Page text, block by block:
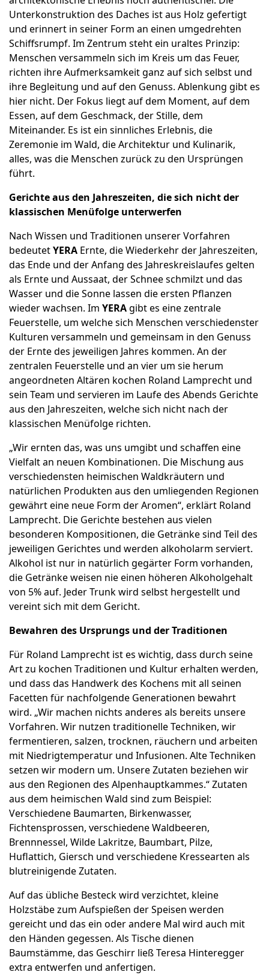
Unterkonstruktion des Daches ist aus Holz gefertigt
und erinnert in seiner Form an einen umgedrehten
Schiffsrumpf. Im Zentrum steht ein uraltes Prinzip:
Menschen versammeln sich im Kreis um das Feuer,
richten ihre Aufmerksamkeit ganz auf sich selbst und
ihre Begleitung und auf den Genuss. Ablenkung gibt es
hier nicht. Der Fokus liegt auf dem Moment, auf dem
Essen, auf dem Geschmack, der Stille, dem
Miteinander. Es ist ein sinnliches Erlebnis, die
Zeremonie im Wald, die Architektur und Kulinarik,
alles, was die Menschen zurück zu den Ursprüngen
führt.
Gerichte aus den Jahreszeiten, die sich nicht der
klassischen Menüfolge unterwerfen
Nach Wissen und Traditionen unserer Vorfahren
bedeutetYERA Ernte, die Wiederkehr der Jahreszeiten,
das Ende und der Anfang des Jahreskreislaufes gelten
als Ernte und Aussaat, der Schnee schmilzt und das
Wasser und die Sonne lassen die ersten Pflanzen
wieder wachsen. Im YERAgibt es eine zentrale
Feuerstelle, um welche sich Menschen verschiedenster
Kulturen versammeln und gemeinsam in den Genuss
der Ernte des jeweiligen Jahres kommen. An der
zentralen Feuerstelle und an vier um sie herum
angeordneten Altären kochen Roland Lamprecht und
sein Team und servieren im Laufe des Abends Gerichte
aus den Jahreszeiten, welche sich nicht nach der
klassischen Menüfolge richten.
„Wir ernten das, was uns umgibt und schaffen eine
Vielfalt an neuen Kombinationen. Die Mischung aus
verschiedensten heimischen Waldkräutern und
natürlichen Produkten aus den umliegenden Regionen
gewährt eine neue Form der Aromen“, erklärt Roland
Lamprecht. Die Gerichte bestehen aus vielen
besonderen Kompositionen, die Getränke sind Teil des
jeweiligen Gerichtes und werden alkoholarm serviert.
Alkohol ist nur in natürlich gegärter Form vorhanden,
die Getränke weisen nie einen höheren Alkoholgehalt
von 5% auf. Jeder Trunk wird selbst hergestellt und
vereint sich mit dem Gericht.
Bewahren des Ursprungs und der Traditionen
Für Roland Lamprecht ist es wichtig, dass durch seine
Art zu kochen Traditionen und Kultur erhalten werden,
und dass das Handwerk des Kochens mit all seinen
Facetten für nachfolgende Generationen bewahrt
wird. „Wir machen nichts anderes als bereits unsere
Vorfahren. Wir nutzen traditionelle Techniken, wir
fermentieren, salzen, trocknen, räuchern und arbeiten
mit Niedrigtemperatur und Infusionen. Alte Techniken
setzen wir modern um. Unsere Zutaten beziehen wir
aus den Regionen des Alpenhauptkammes.“ Zutaten
aus dem heimischen Wald sind zum Beispiel:
Verschiedene Baumarten, Birkenwasser,
Fichtensprossen, verschiedene Waldbeeren,
Brennnessel, Wilde Lakritze, Baumbart, Pilze,
Huflattich, Giersch und verschiedene Kressearten als
blutreinigende Zutaten.
Auf das übliche Besteck wird verzichtet, kleine
Holzstäbe zum Aufspießen der Speisen werden
gereicht und das ein oder andere Mal wird auch mit
den Händen gegessen. Als Tische dienen
Baumstämme, das Geschirr ließ Teresa Hinteregger
extra entwerfen und anfertigen.